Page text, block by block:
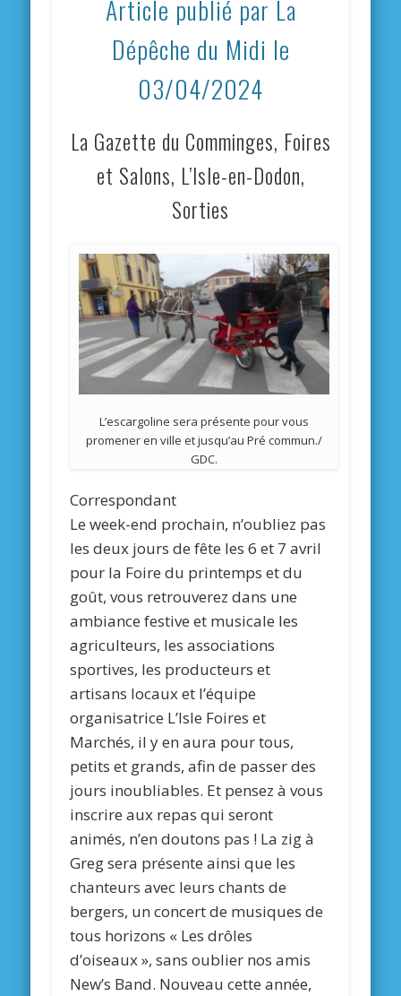
Article publié par La
Dépêche du Midi le
03/04/2024
La Gazette du Comminges, Foires
et Salons, L’Isle-en-Dodon,
Sorties
L’escargoline sera présente pour vous
promener en ville et jusqu’au Pré commun./
GDC.
Correspondant
Le week-end prochain, n’oubliez pas
les deux jours de fête les 6 et 7 avril
pour la Foire du printemps et du
goût, vous retrouverez dans une
ambiance festive et musicale les
agriculteurs, les associations
sportives, les producteurs et
artisans locaux et l’équipe
organisatrice L’Isle Foires et
Marchés, il y en aura pour tous,
petits et grands, afin de passer des
jours inoubliables. Et pensez à vous
inscrire aux repas qui seront
animés, n’en doutons pas ! La zig à
Greg sera présente ainsi que les
chanteurs avec leurs chants de
bergers, un concert de musiques de
tous horizons « Les drôles
d’oiseaux », sans oublier nos amis
New’s Band. Nouveau cette année,